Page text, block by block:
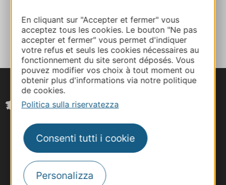
En cliquant sur "Accepter et fermer" vous
acceptez tous les cookies. Le bouton "Ne pas
accepter et fermer" vous permet d'indiquer
votre refus et seuls les cookies nécessaires au
fonctionnement du site seront déposés. Vous
pouvez modifier vos choix à tout moment ou
obtenir plus d'informations via notre politique
de cookies.
Politica sulla riservatezza
Consenti tutti i cookie
Personalizza
AGGIUNGI
AL TACCUINO